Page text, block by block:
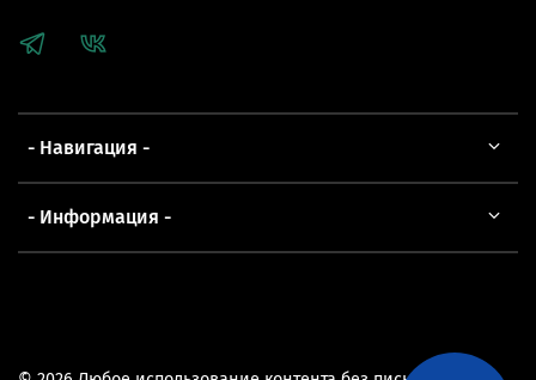
- Навигация -
- Информация -